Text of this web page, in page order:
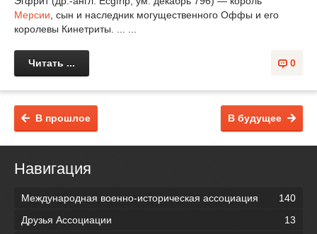
Мерсии , сын и наследник могущественного Оффы и его
королевы Кинетриты. ... ...
0
Читать ...
В будущее
В прошлое
Навигация
Международная военно-историческая ассоциация
140
Друзья Ассоциации
13